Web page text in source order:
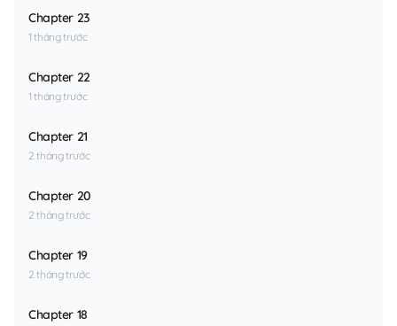
Chapter 23
1 tháng trước
Chapter 22
1 tháng trước
Chapter 21
2 tháng trước
Chapter 20
2 tháng trước
Chapter 19
2 tháng trước
Chapter 18